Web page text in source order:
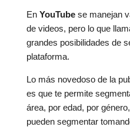
En YouTubese manejan
de videos, pero lo que
grandes posibilidades de
plataforma.
Lo más novedoso de la
es que te permite
área, por edad, por
pueden segmentar